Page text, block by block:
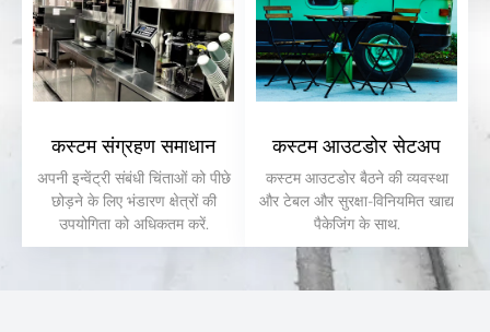
कस्टम संग्रहण समाधान
अपनी इन्वेंट्री संबंधी चिंताओं को पीछे
छोड़ने के लिए भंडारण क्षेत्रों की
उपयोगिता को अधिकतम करें.
कस्टम आउटडोर सेटअप
कस्टम आउटडोर बैठने की व्यवस्था
और टेबल और सुरक्षा-विनियमित खाद्य
पैकेजिंग के साथ.